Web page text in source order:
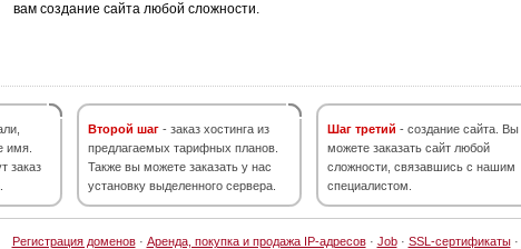
вам создание сайта любой сложности.
имя.
заказ
Второй шаг - заказ хостинга из
предлагаемых тарифных планов.
Также вы можете заказать у нас
установку выделенного сервера.
Шаг третий - создание сайта. Вы
можете заказать сайт любой
сложности, связавшись с нашим
специалистом.
Регистрация доменов· Аренда, покупка и продажа IP-адресов· Job· SSL-сертификаты·